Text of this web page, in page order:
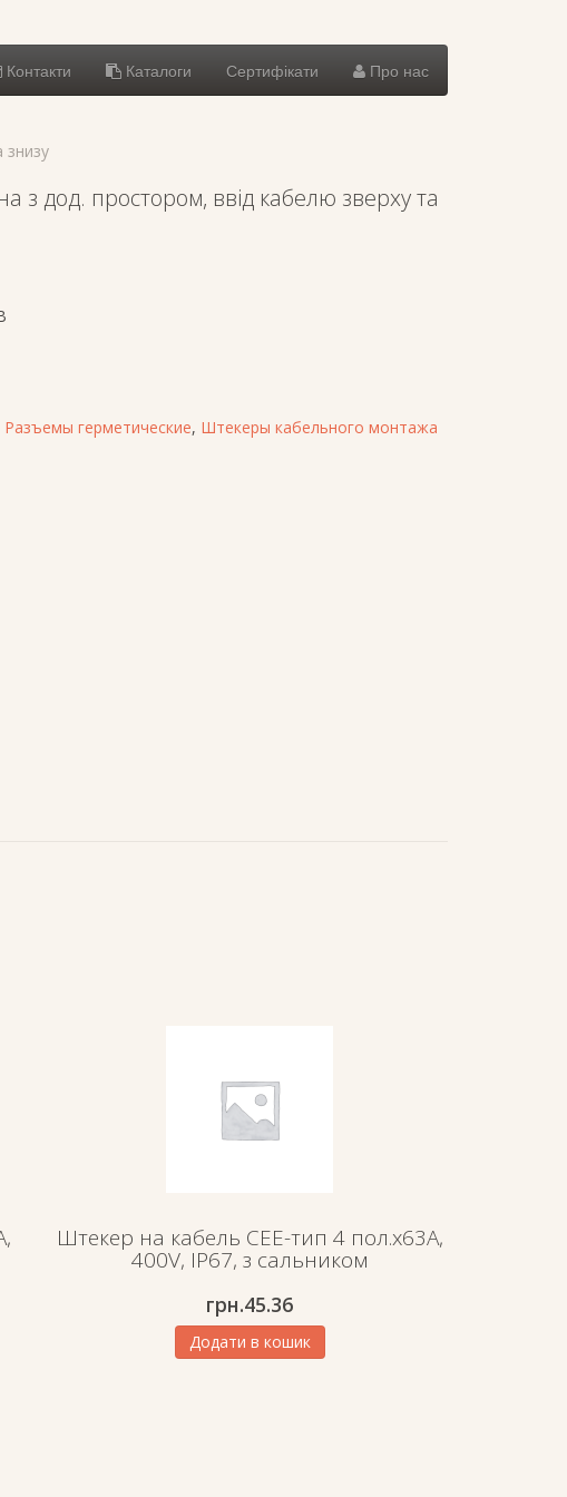
Контакти Каталоги Сертифікати Про нас
знизу
з дод. простором, ввід кабелю зверху та
Разъемы герметические, Штекеры кабельного монтажа
Штекер на кабель СЕЕ-тип 4 пол.х63А,
400V, IP67, з сальником
грн.45.36
Додати в кошик